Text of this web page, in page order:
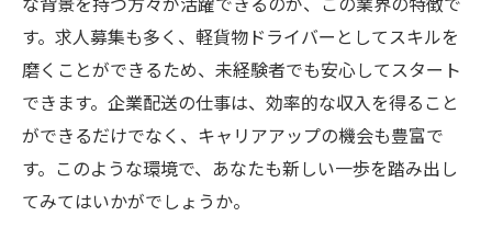
す。求人募集も多く、軽貨物ドライバーとしてスキルを
磨くことができるため、未経験者でも安心してスタート
できます。企業配送の仕事は、効率的な収入を得ること
ができるだけでなく、キャリアアップの機会も豊富で
す。このような環境で、あなたも新しい一歩を踏み出し
てみてはいかがでしょうか。